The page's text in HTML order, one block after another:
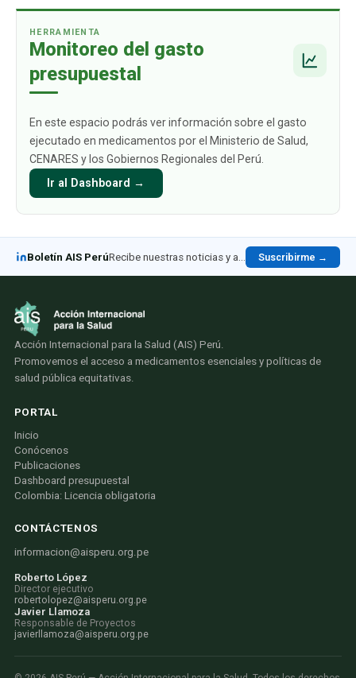
HERRAMIENTA
Monitoreo del gasto
presupuestal
En este espacio podrás ver información sobre el gasto
ejecutado en medicamentos por el Ministerio de Salud,
CENARES y los Gobiernos Regionales del Perú.
Ir al Dashboard →
Boletín AIS PerúRecibe nuestras noticias y análisis en LinkedIn Suscribirme →
Acción Internacional para la Salud (AIS) Perú.
Promovemos el acceso a medicamentos esenciales y políticas de
salud pública equitativas.
PORTAL
Inicio
Conócenos
Publicaciones
Dashboard presupuestal
Colombia: Licencia obligatoria
CONTÁCTENOS
informacion@aisperu.org.pe
Roberto López
Director ejecutivo
robertolopez@aisperu.org.pe
Javier Llamoza
Responsable de Proyectos
javierllamoza@aisperu.org.pe